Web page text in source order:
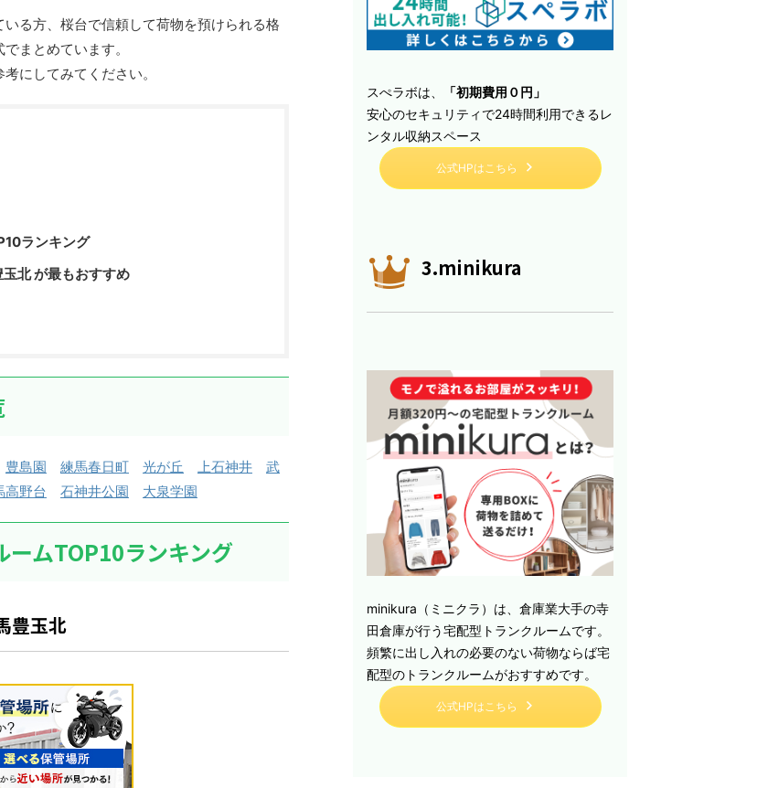
る方、桜台で信頼して荷物を預けられる格
まとめています。
にしてみてください。
ランキング
北 が最もおすすめ
豊島園 練馬春日町 光が丘 上石神井
武
高野台 石神井公園 大泉学園
ームTOP10ランキング
豊玉北
スぺラボは、
「初期費用０円」
安心のセキュリティで24時間利用できるレ
ンタル収納スペース
公式HPはこちら
3.minikura
minikura（ミニクラ）は、倉庫業大手の寺
田倉庫が行う宅配型トランクルームです。
頻繁に出し入れの必要のない荷物ならば宅
配型のトランクルームがおすすめです。
公式HPはこちら